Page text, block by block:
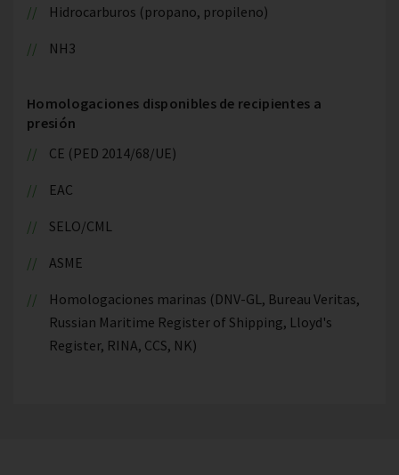
Hidrocarburos (propano, propileno)
NH3
Homologaciones disponibles de recipientes a
presión
CE (PED 2014/68/UE)
EAC
SELO/CML
ASME
Homologaciones marinas (DNV-GL, Bureau Veritas,
Russian Maritime Register of Shipping, Lloyd's
Register, RINA, CCS, NK)